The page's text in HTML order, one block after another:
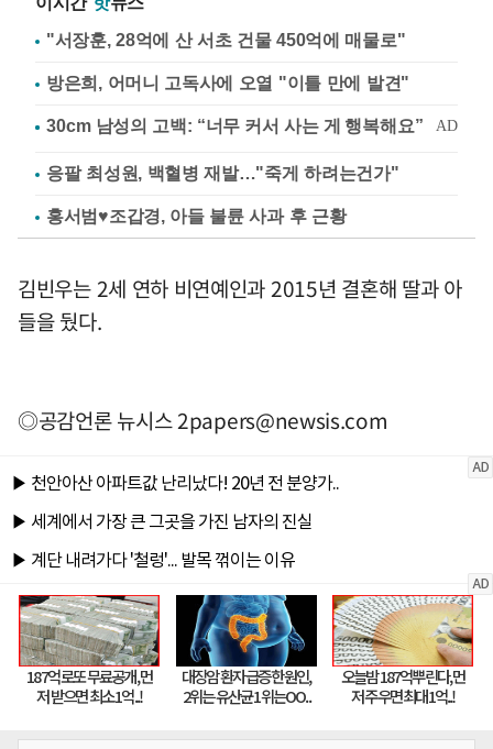
"서장훈, 28억에 산 서초 건물 450억에 매물로"
방은희, 어머니 고독사에 오열 "이틀 만에 발견"
응팔 최성원, 백혈병 재발…"죽게 하려는건가"
홍서범♥조갑경, 아들 불륜 사과 후 근황
김빈우는 2세 연하 비연예인과 2015년 결혼해 딸과 아
들을 뒀다.
◎공감언론 뉴시스2papers@newsis.com